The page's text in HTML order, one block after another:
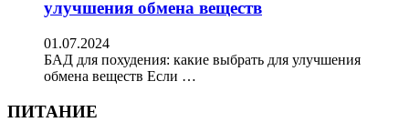
улучшения обмена веществ
01.07.2024
БАД для похудения: какие выбрать для улучшения
обмена веществ Если …
ПИТАНИЕ